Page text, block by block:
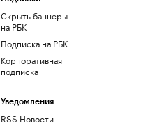
Скрыть баннеры
на РБК
Подписка на РБК
Корпоративная
подписка
Уведомления
RSS Новости